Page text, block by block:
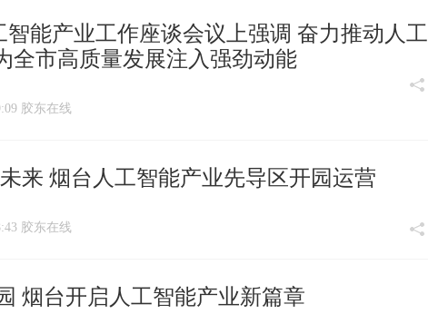
能产业工作座谈会议上强调 奋力推动人
全市高质量发展注入强劲动能
胶东在线
来 烟台人工智能产业先导区开园运营
胶东在线
烟台开启人工智能产业新篇章